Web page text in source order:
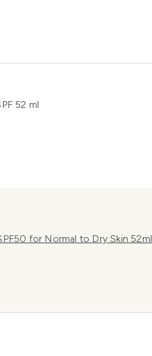
52 ml
for Normal to Dry Skin 52ml